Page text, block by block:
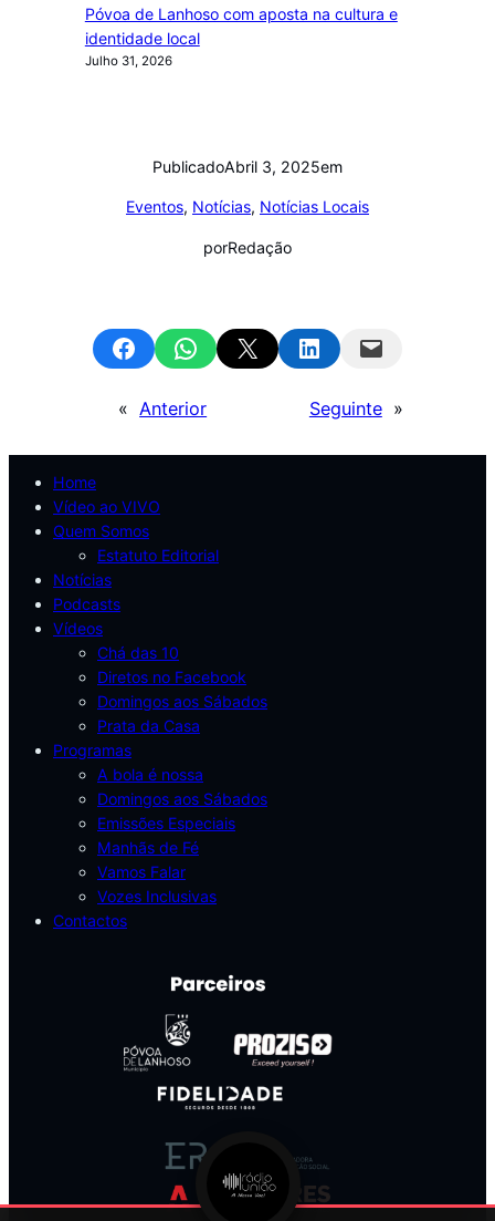
Póvoa de Lanhoso com aposta na cultura e
identidade local
Julho 31, 2026
PublicadoAbril 3, 2025em
Eventos, Notícias, Notícias Locais
porRedação
Share on FacebookShare on WhatsApp
Email this Page Share on LinkedInEmail this Page
« Anterior Seguinte »
Home
Vídeo ao VIVO
Quem Somos
Estatuto Editorial
Notícias
Podcasts
Vídeos
Chá das 10
Diretos no Facebook
Domingos aos Sábados
Prata da Casa
Programas
A bola é nossa
Domingos aos Sábados
Emissões Especiais
Manhãs de Fé
Vamos Falar
Vozes Inclusivas
Contactos